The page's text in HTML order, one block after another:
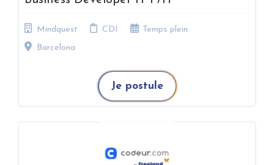
Mindquest CDI
Temps plein
Barcelona
Je postule